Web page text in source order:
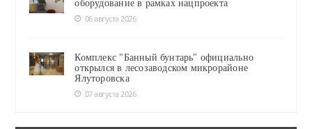
оборудование в рамках нацпроекта
06 августа 2026
Комплекс "Банный бунтарь" официально
открылся в лесозаводском микрорайоне
Ялуторовска
07 августа 2026